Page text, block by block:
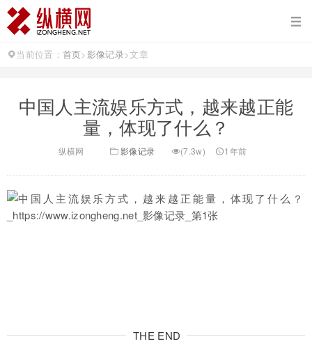
当前位置： 首页>影像记录>文章
中国人主流娱乐方式，越来越正能
量，体现了什么？
纵横网 影像记录 (7.3w) 1年前
THE END